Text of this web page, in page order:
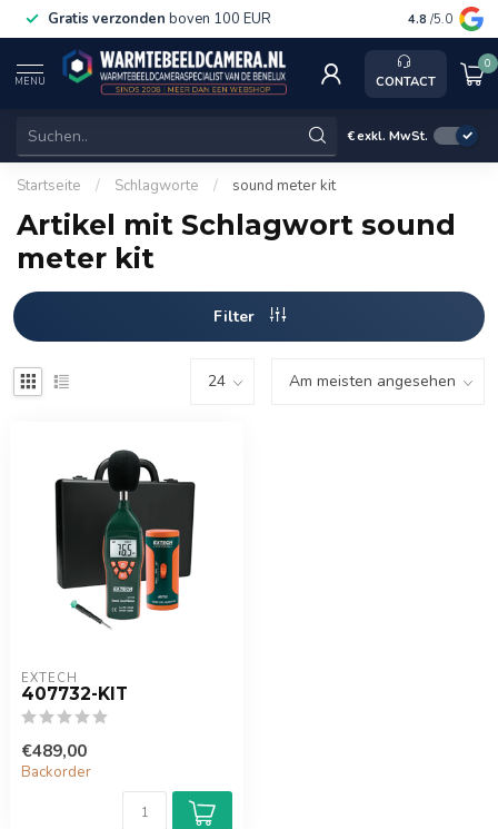
Gratis verzonden boven 100 EUR Service,
4.8 /5.0
MENU CONTACT
0
€exkl. MwSt.
Startseite / Schlagworte / sound meter kit
Artikel mit Schlagwort sound
meter kit
Filter
EXTECH
407732-KIT
€489,00
Backorder